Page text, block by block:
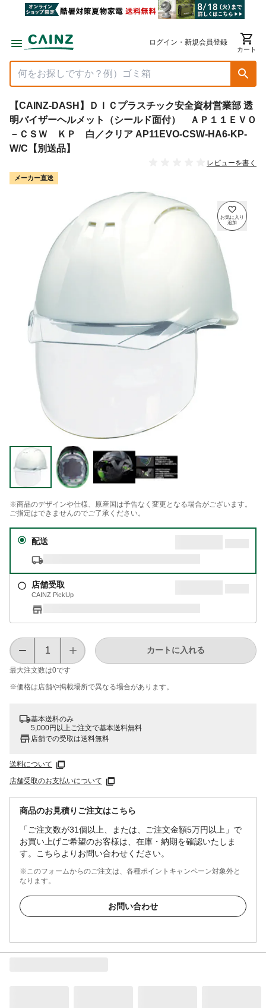
ログイン・新規会員登録
カート
【CAINZ-DASH】ＤＩＣプラスチック安全資材営業部 透
明バイザーヘルメット（シールド面付） ＡＰ１１ＥＶＯ
－ＣＳＷ ＫＰ 白／クリア AP11EVO-CSW-HA6-KP-
W/C【別送品】
レビューを書く
メーカー直送
※商品のデザインや仕様、原産国は予告なく変更となる場合がございます。
ご指定はできませんのでご了承ください。
配送
店舗受取
CAINZ PickUp
最大注文数は0です
カートに入れる
※価格は​店舗や​掲載場所で​異なる​場合が​あります。
基本送料のみ
5,000円以上ご注文で基本送料無料
店舗での受取は送料無料
送料について
店舗受取のお支払いについて
商品のお見積りご注文はこちら
「ご注文数が31個以上、または、ご注文金額5万円以上」で
お買い上げご希望のお客様は、在庫・納期を確認いたしま
す。こちらよりお問い合わせください。
※このフォームからのご注文は、各種ポイントキャンペーン対象外と
なります。
お問い合わせ